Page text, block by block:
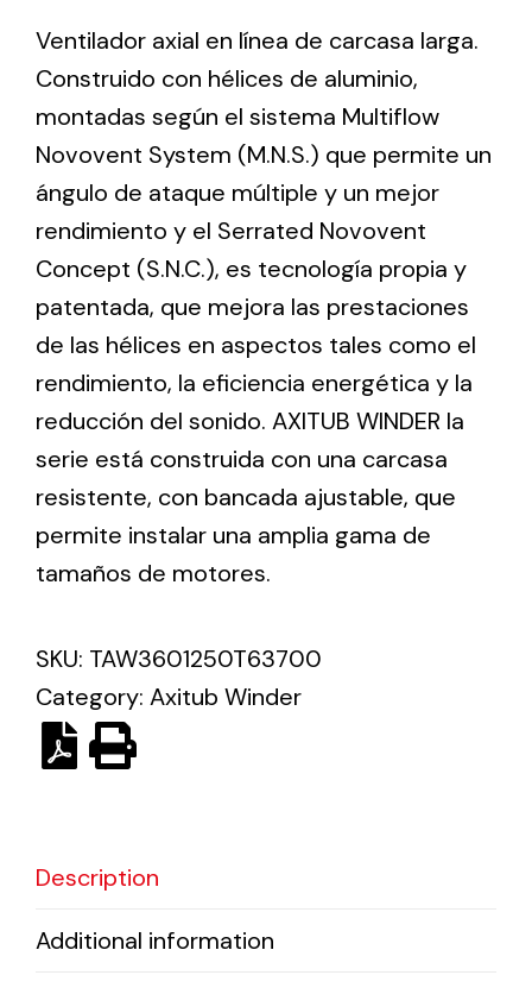
Ventilation
The incorporation of Novovent into the group
meant a greater offer of ventilation products for
different uses
Iluminación Solar
Variedad de soluciones solares para todo tipo
de necesidades.
Variety of solar solutions for all kinds of needs.
Ventilador axial en línea de carcasa larga.
Construido con hélices de aluminio,
montadas según el sistema Multiflow
Novovent System (M.N.S.) que permite un
ángulo de ataque múltiple y un mejor
rendimiento y el Serrated Novovent
Concept (S.N.C.), es tecnología propia y
patentada, que mejora las prestaciones
de las hélices en aspectos tales como el
rendimiento, la eficiencia energética y la
reducción del sonido. AXITUB WINDER la
serie está construida con una carcasa
resistente, con bancada ajustable, que
permite instalar una amplia gama de
tamaños de motores.
SKU: TAW3601250T63700
Category: Axitub Winder
Description
Additional information